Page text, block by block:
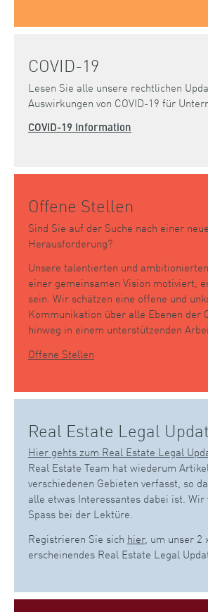
COVID-19
Lesen Sie alle unsere rechtlichen
Auswirkungen von COVID-19 für
COVID-19 Information
Offene Stellen
Sind Sie auf der Suche nach einer
Herausforderung?
Unsere talentierten und
einer gemeinsamen Vision motiviert,
sein. Wir schätzen eine offene und
Kommunikation über alle Ebenen der
hinweg in einem unterstützenden
Offene Stellen
Real Estate Legal
Hier gehts zum Real Estate Legal
Real Estate Team hat wiederum
verschiedenen Gebieten verfasst, so
alle etwas Interessantes dabei ist. Wir
Spass bei der Lektüre.
Registrieren Sie sich hier, um unser 2
erscheinendes Real Estate Legal